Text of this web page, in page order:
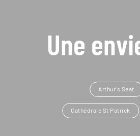
Une
Arthur's Seat
Cathédrale St Patrick